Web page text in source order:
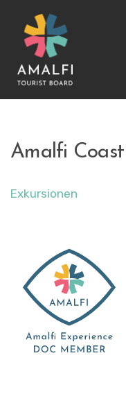
Amalfi
Exkursionen